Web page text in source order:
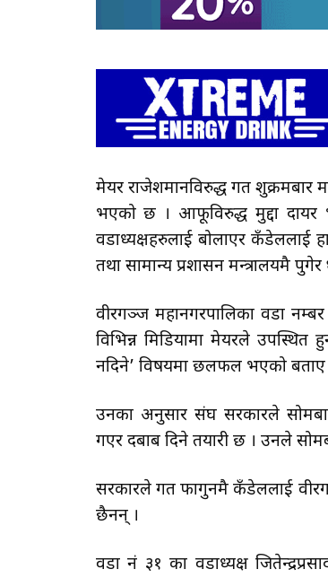
मेयर राजेशमानविरुद्ध गत शुक्रमबार
भएको छ । आफूविरुद्ध मुद्दा
वडाध्यक्षहरुलाई बोलाएर कँडेललाई
तथा सामान्य प्रशासन मन्त्रालयमै
वीरगञ्ज महानगरपालिका वडा
विभिन्न मिडियामा मेयरले
नदिने’ विषयमा छलफल भएको बताए
उनका अनुसार संघ सरकारले
गएर दबाब दिने तयारी छ । उनले
सरकारले गत फागुनमै कँडेललाई
छैनन् ।
वडा नं ३१ का वडाध्यक्ष